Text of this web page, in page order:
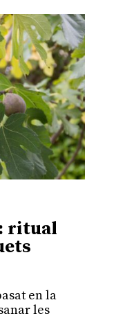
ritual
en la
les